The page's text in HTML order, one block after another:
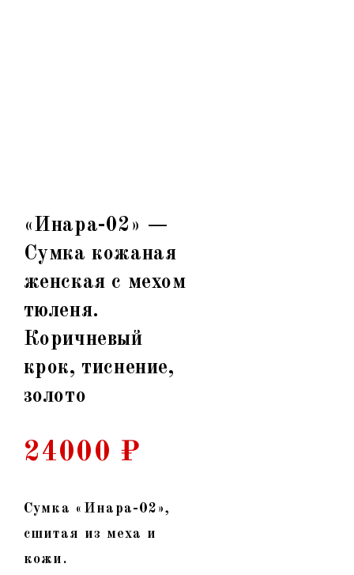
«Инара-02» —
Сумка кожаная
женская с мехом
тюленя.
Коричневый
крок, тиснение,
золото
24000 ₽
Сумка «Инара-02»,
сшитая из меха и
кожи .